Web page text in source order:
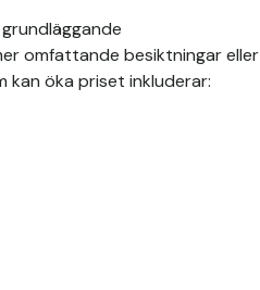
omfattande besiktningar eller
kan öka priset inkluderar: